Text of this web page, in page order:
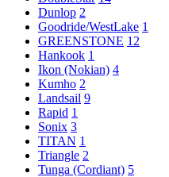
Dunlop 2
Goodride/WestLake 1
GREENSTONE 12
Hankook 1
Ikon (Nokian) 4
Kumho 2
Landsail 9
Rapid 1
Sonix 3
TITAN 1
Triangle 2
Tunga (Cordiant) 5